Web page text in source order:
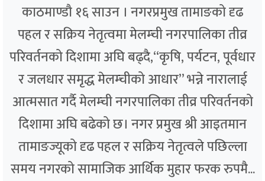
काठमाण्डौ १६ साउन । नगरप्रमुख तामाङको दृढ
पहल र सक्रिय नेतृत्वमा मेलम्ची नगरपालिका तीव्र
परिवर्तनको दिशामा अघि बढ्दै,“कृषि, पर्यटन, पूर्वधार
र जलधार समृद्ध मेलम्चीको आधार” भन्ने नारालाई
आत्मसात गर्दै मेलम्ची नगरपालिका तीव्र परिवर्तनको
दिशामा अघि बढेको छ। नगर प्रमुख श्री आइतमान
तामाङज्यूको दृढ पहल र सक्रिय नेतृत्वले पछिल्ला
समय नगरको सामाजिक आर्थिक मुहार फरक रुपमै...